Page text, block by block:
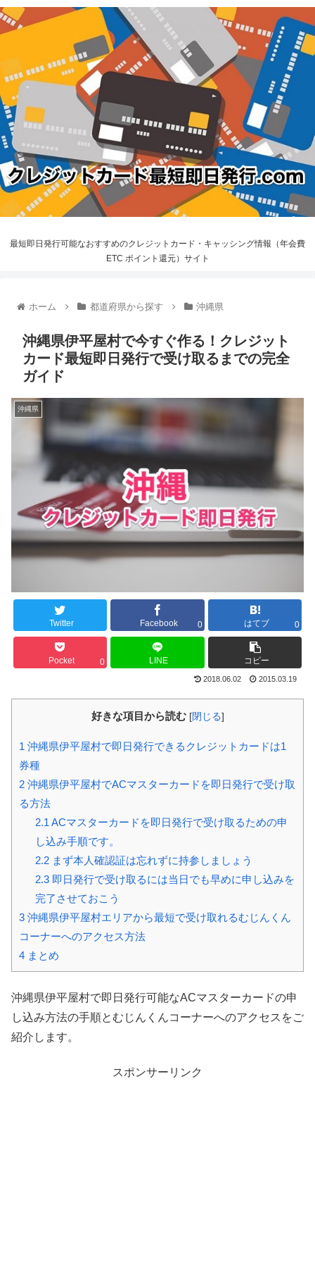
最短即日発行可能なおすすめのクレジットカード・キャッシング情報（年会費
ETC ポイント還元）サイト
ホーム 都道府県から探す 沖縄県
沖縄県伊平屋村で今すぐ作る！クレジット
カード最短即日発行で受け取るまでの完全
ガイド
沖縄県
Twitter Facebook 0 はてブ 0
Pocket 0 LINE コピー
2018.06.02 2015.03.19
好きな項目から読む [閉じる]
1 沖縄県伊平屋村で即日発行できるクレジットカードは1
券種
2 沖縄県伊平屋村でACマスターカードを即日発行で受け取
る方法
2.1 ACマスターカードを即日発行で受け取るための申
し込み手順です。
2.2まず本人確認証は忘れずに持参しましょう
2.3即日発行で受け取るには当日でも早めに申し込みを
完了させておこう
3 沖縄県伊平屋村エリアから最短で受け取れるむじんくん
コーナーへのアクセス方法
4 まとめ
沖縄県伊平屋村で即日発行可能なACマスターカードの申
し込み方法の手順とむじんくんコーナーへのアクセスをご
紹介します。
スポンサーリンク